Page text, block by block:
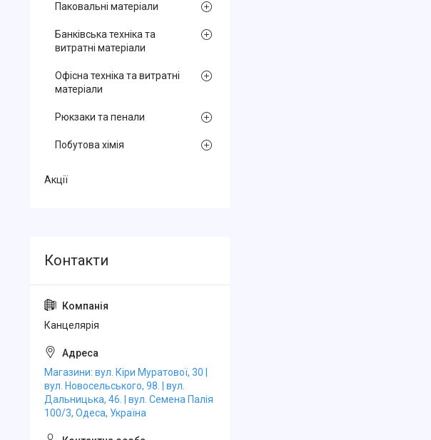
Паковальні матеріали
Банківська техніка та
витратні матеріали
Офісна техніка та витратні
матеріали
Рюкзаки та пенали
Побутова хімія
Акції
Канцелярiя
Магазини: вул. Кіри Муратової, 30 |
вул. Новосельського, 98. | вул.
Дальницька, 46. | вул. Семена Палія
100/3, Одеса, Україна